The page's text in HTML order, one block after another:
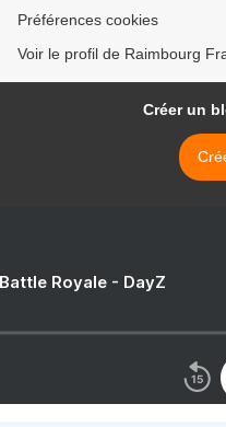
Préférences cookies
Voir le profil de Raimbourg
Créer un
Royale - DayZ